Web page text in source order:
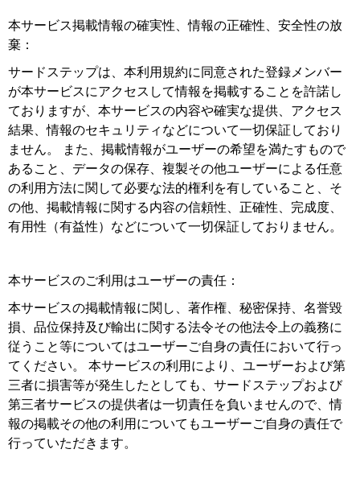
本サービス掲載情報の確実性、情報の正確性、安全性の放
棄：
サードステップは、本利用規約に同意された登録メンバー
が本サービスにアクセスして情報を掲載することを許諾し
ておりますが、本サービスの内容や確実な提供、アクセス
結果、情報のセキュリティなどについて一切保証しており
ません。 また、掲載情報がユーザーの希望を満たすもので
あること、データの保存、複製その他ユーザーによる任意
の利用方法に関して必要な法的権利を有していること、そ
の他、掲載情報に関する内容の信頼性、正確性、完成度、
有用性（有益性）などについて一切保証しておりません。
本サービスのご利用はユーザーの責任：
本サービスの掲載情報に関し、著作権、秘密保持、名誉毀
損、品位保持及び輸出に関する法令その他法令上の義務に
従うこと等についてはユーザーご自身の責任において行っ
てください。 本サービスの利用により、ユーザーおよび第
三者に損害等が発生したとしても、サードステップおよび
第三者サービスの提供者は一切責任を負いませんので、情
報の掲載その他の利用についてもユーザーご自身の責任で
行っていただきます。